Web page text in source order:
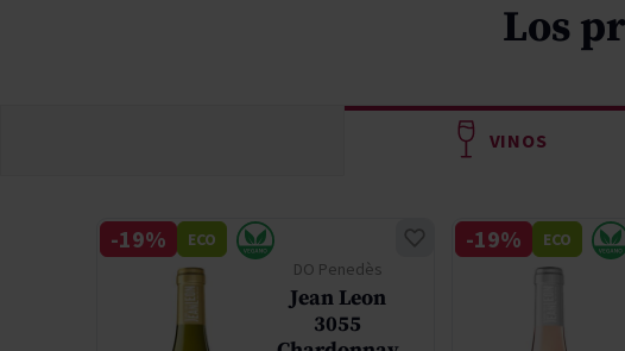
Los
VINOS
DO Penedès
Jean Leon
3055
-19% ECO -19% ECO